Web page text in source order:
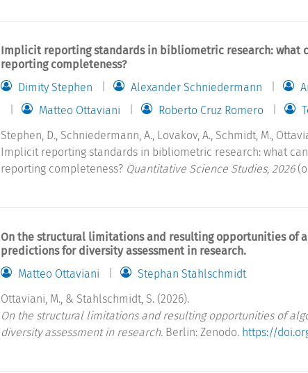
Implicit reporting standards in bibliometric research: what
reporting completeness?
Dimity Stephen
Alexander Schniedermann
Matteo Ottaviani
Roberto Cruz Romero
Stephen, D., Schniedermann, A., Lovakov, A., Schmidt, M.,
Implicit reporting standards in bibliometric research: what
reporting completeness? Quantitative Science Studies, 2026
On the structural limitations and resulting opportunities of
predictions for diversity assessment in research.
Matteo Ottaviani
Stephan Stahlschmidt
Ottaviani, M., & Stahlschmidt, S. (2026).
On the structural limitations and resulting opportunities of
diversity assessment in research. Berlin: Zenodo. https://